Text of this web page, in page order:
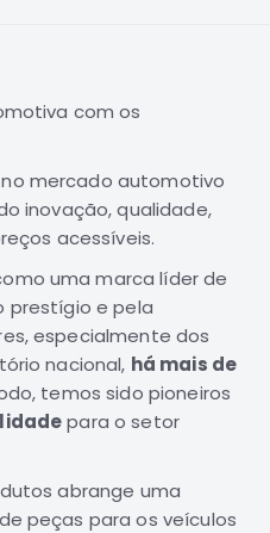
com os
mercado automotivo
inovação, qualidade,
acessíveis.
uma marca líder de
prestígio e pela
especialmente dos
nacional, há mais de
temos sido pioneiros
para o setor
abrange uma
peças para os veículos